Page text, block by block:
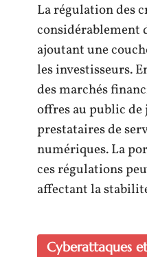
La régulation des
considérablement
ajoutant une
les investisseurs.
des marchés
offres au public de
prestataires de
numériques. La
ces régulations
affectant la
Cyberattaques